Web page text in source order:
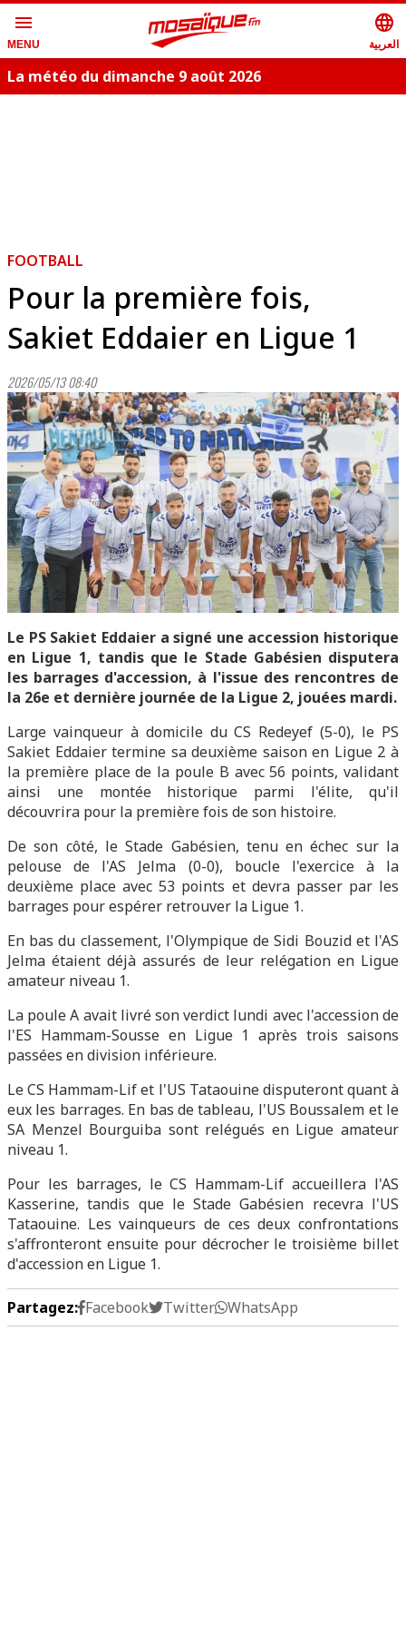
menu
MENU
language
العربية
La météo du dimanche 9 août 2026
FOOTBALL
Pour la première fois,
Sakiet Eddaier en Ligue 1
2026/05/13 08:40
Le PS Sakiet Eddaier a signé une accession historique
en Ligue 1, tandis que le Stade Gabésien disputera
les barrages d'accession, à l'issue des rencontres de
la 26e et dernière journée de la Ligue 2, jouées mardi.
Large vainqueur à domicile du CS Redeyef (5-0), le PS
Sakiet Eddaier termine sa deuxième saison en Ligue 2 à
la première place de la poule B avec 56 points, validant
ainsi une montée historique parmi l'élite, qu'il
découvrira pour la première fois de son histoire.
De son côté, le Stade Gabésien, tenu en échec sur la
pelouse de l'AS Jelma (0-0), boucle l'exercice à la
deuxième place avec 53 points et devra passer par les
barrages pour espérer retrouver la Ligue 1.
En bas du classement, l'Olympique de Sidi Bouzid et l'AS
Jelma étaient déjà assurés de leur relégation en Ligue
amateur niveau 1.
La poule A avait livré son verdict lundi avec l'accession de
l'ES Hammam-Sousse en Ligue 1 après trois saisons
passées en division inférieure.
Le CS Hammam-Lif et l'US Tataouine disputeront quant à
eux les barrages. En bas de tableau, l'US Boussalem et le
SA Menzel Bourguiba sont relégués en Ligue amateur
niveau 1.
Pour les barrages, le CS Hammam-Lif accueillera l'AS
Kasserine, tandis que le Stade Gabésien recevra l'US
Tataouine. Les vainqueurs de ces deux confrontations
s'affronteront ensuite pour décrocher le troisième billet
d'accession en Ligue 1.
Partagez: Facebook Twitter WhatsApp